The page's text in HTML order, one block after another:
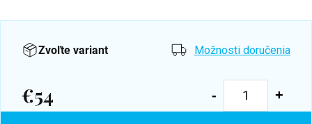
Zvoľte variant Možnosti doručenia
€54
Jednotková